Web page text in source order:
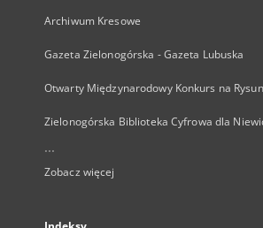
Archiwum Kresowe
Gazeta Zielonogórska - Gazeta Lubuska
Otwarty Międzynarodowy Konkurs na
Zielonogórska Biblioteka Cyfrowa dla
...
Zobacz więcej